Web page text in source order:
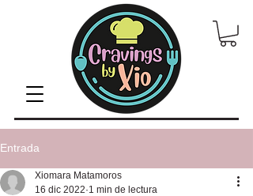
Entrada
Xiomara Matamoros
16 dic 2022 1 min de lectura